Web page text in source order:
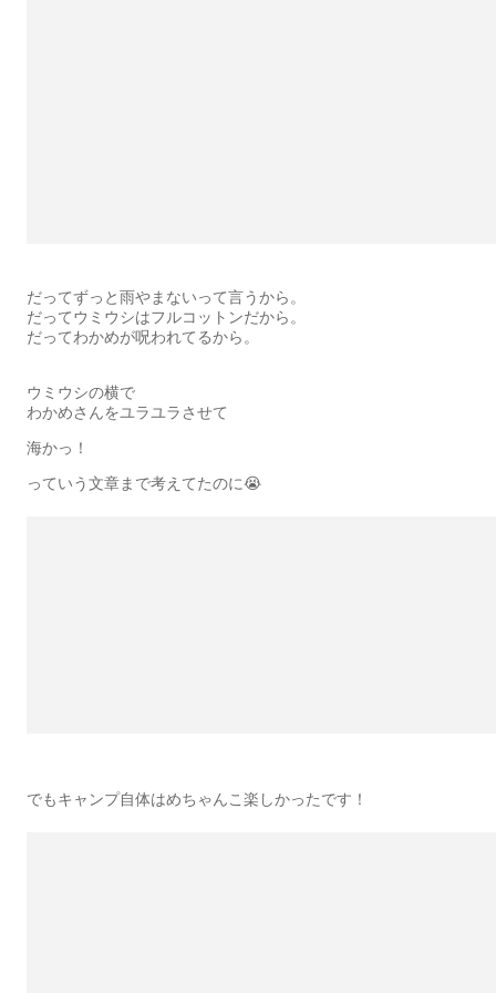
だってずっと雨やまないって言うから。
だってウミウシはフルコットンだから。
だってわかめが呪われてるから。
ウミウシの横で
わかめさんをユラユラさせて
海かっ！
っていう文章まで考えてたのに😭
でもキャンプ自体はめちゃんこ楽しかったです！